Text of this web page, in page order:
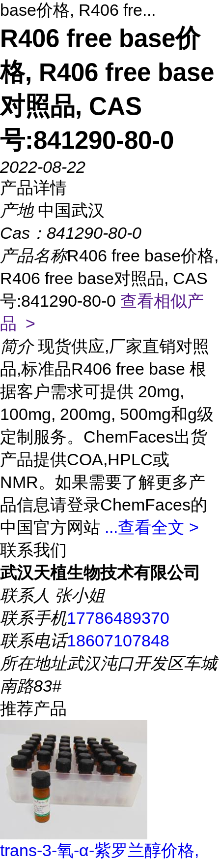
base价格, R406 fre...
R406 free base价
格, R406 free base
对照品, CAS
号:841290-80-0
2022-08-22
产品详情
产地 中国武汉
Cas： 841290-80-0
产品名称R406 free base价格,
R406 free base对照品, CAS
号:841290-80-0 查看相似产
品 >
简介 现货供应,厂家直销对照
品,标准品R406 free base 根
据客户需求可提供 20mg,
100mg, 200mg, 500mg和g级
定制服务。ChemFaces出货
产品提供COA,HPLC或
NMR。如果需要了解更多产
品信息请登录ChemFaces的
中国官方网站 ...查看全文 >
联系我们
武汉天植生物技术有限公司
联系人 张小姐
联系手机17786489370
联系电话18607107848
所在地址武汉沌口开发区车城
南路83#
推荐产品
trans-3-氧-α-紫罗兰醇价格,